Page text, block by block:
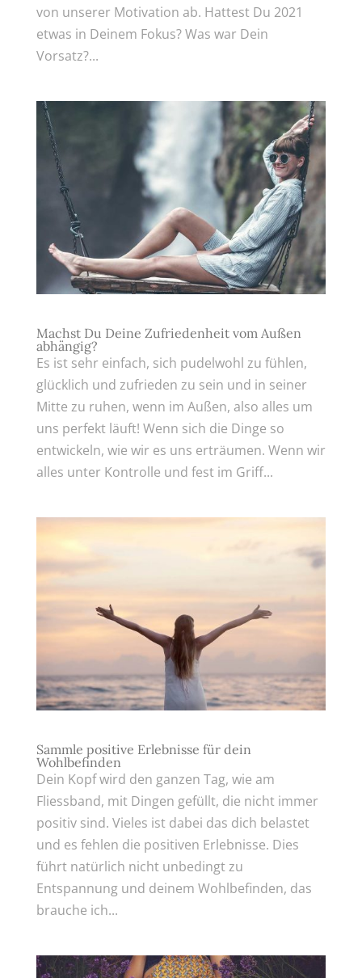
von unserer Motivation ab. Hattest Du 2021
etwas in Deinem Fokus? Was war Dein
Vorsatz?...
Machst Du Deine Zufriedenheit vom Außen
abhängig?
Es ist sehr einfach, sich pudelwohl zu fühlen,
glücklich und zufrieden zu sein und in seiner
Mitte zu ruhen, wenn im Außen, also alles um
uns perfekt läuft! Wenn sich die Dinge so
entwickeln, wie wir es uns erträumen. Wenn wir
alles unter Kontrolle und fest im Griff...
Sammle positive Erlebnisse für dein
Wohlbefinden
Dein Kopf wird den ganzen Tag, wie am
Fliessband, mit Dingen gefüllt, die nicht immer
positiv sind. Vieles ist dabei das dich belastet
und es fehlen die positiven Erlebnisse. Dies
führt natürlich nicht unbedingt zu
Entspannung und deinem Wohlbefinden, das
brauche ich...